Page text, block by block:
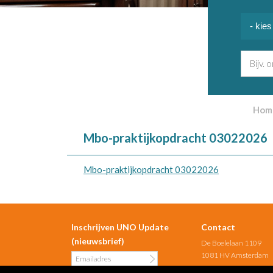
Mbo-praktijkopdracht 03022026
Mbo-praktijkopdracht 03022026
Inschrijven UNO Update
(nieuwsbrief)
Contact
De Boelelaan 1109
1081 HV Amsterdam